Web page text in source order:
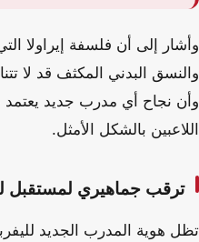
وأشار إلى أن فلسفة إيراولا
والنسق البدني المكثف قد لا
وأن نجاح أي مدرب جديد
اللاعبين بالشكل الأمثل.
ترقب جماهيري لمستقبل
تظل هوية المدرب الجديد